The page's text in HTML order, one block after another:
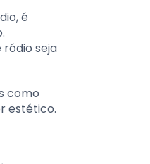
é
seja
como
estético.